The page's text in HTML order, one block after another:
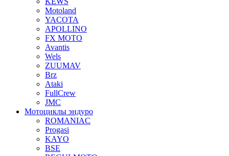
Motoland
YACOTA
APOLLINO
FX MOTO
Avantis
Wels
ZUUMAV
Brz
Ataki
FullCrew
JMC
Мотоциклы эндуро
ROMANIAC
Progasi
KAYO
BSE